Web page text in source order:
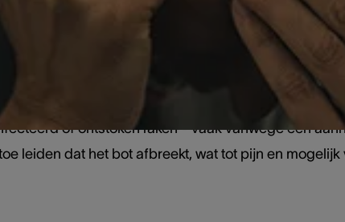
mastoïditis van het
het oor bevindt zich het harde, uitstekende bot dat
structuur met luchtholten. Deze worden
of ontstoken raken - vaak vanwege een
leiden dat het bot afbreekt, wat tot pijn en